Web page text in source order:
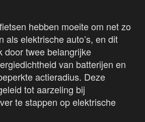
hebben moeite om net zo
als elektrische auto’s, en dit
door twee belangrijke
van batterijen en
actieradius. Deze
tot aarzeling bij
te stappen op elektrische